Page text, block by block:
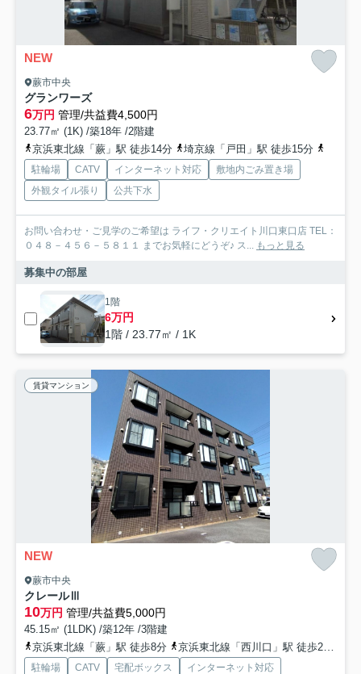
NEW
蕨市中央
グランワーズ
6万円 管理/共益費4,500円
23.77㎡ (1K) /築18年 /2階建
京浜東北線「蕨」駅 徒歩14分
埼京線「戸田」駅 徒歩15分
駐輪場 CATV インターネット対応
敷地内ごみ置き場
外観タイル張り
公共下水
お問い合わせ・ご見学のご希望は ライフ・クリエイト川口東口店 TEL：
０４８－４５６－５８１１ までお気軽にどうぞ♪ ス... もっと見る
募集中の部屋
1階
6万円
1階 / 23.77㎡ / 1K
賃貸マンション
NEW
蕨市中央
クレールⅢ
10万円 管理/共益費5,000円
45.15㎡ (1LDK) /築12年 /3階建
京浜東北線「蕨」駅 徒歩8分
京浜東北線「西川口」駅 徒歩23分
駐輪場 CATV 宅配ボックス
インターネット対応